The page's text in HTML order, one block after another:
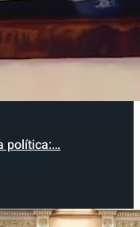
política:…